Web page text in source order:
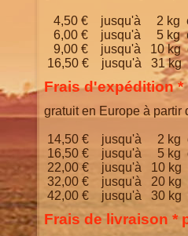
4,50 € jusqu'à 2 kg
6,00 € jusqu'à 5 kg
9,00 € jusqu'à 10 kg
16,50 € jusqu'à 31 kg
Frais d'expédition
gratuit en Europe à partir
14,50 € jusqu'à 2 kg
16,50 € jusqu'à 5 kg
22,00 € jusqu'à 10 kg
32,00 € jusqu'à 20 kg
42,00 € jusqu'à 30 kg
Frais de livraison *